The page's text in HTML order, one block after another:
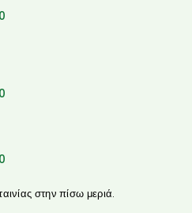
στην πίσω μεριά.